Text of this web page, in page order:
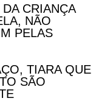
CRIANÇA
NÃO
PELAS
TIARA QUE
SÃO